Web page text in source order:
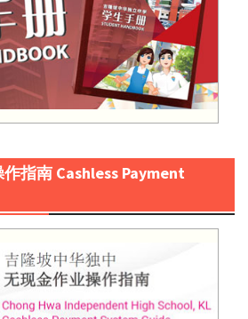
指南 Cashless Payment